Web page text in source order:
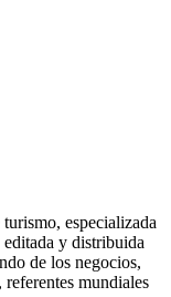
especializada
y distribuida
de los negocios,
mundiales